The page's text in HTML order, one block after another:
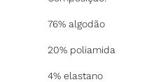
76% algodão
20% poliamida
4% elastano